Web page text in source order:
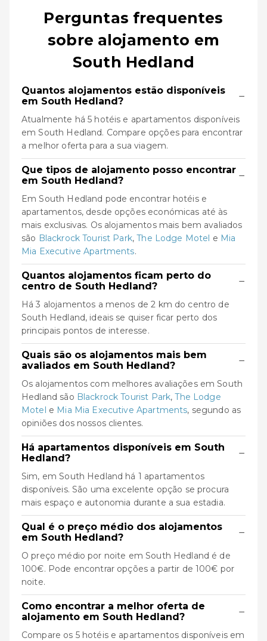
Perguntas frequentes
sobre alojamento em
South Hedland
Quantos alojamentos estão disponíveis
em South Hedland?
−
Atualmente há 5 hotéis e apartamentos disponíveis
em South Hedland. Compare opções para encontrar
a melhor oferta para a sua viagem.
Que tipos de alojamento posso encontrar
em South Hedland?
−
Em South Hedland pode encontrar hotéis e
apartamentos, desde opções económicas até às
mais exclusivas. Os alojamentos mais bem avaliados
são Blackrock Tourist Park,The Lodge Motel e Mia
Mia Executive Apartments.
Quantos alojamentos ficam perto do
centro de South Hedland?
−
Há 3 alojamentos a menos de 2 km do centro de
South Hedland, ideais se quiser ficar perto dos
principais pontos de interesse.
Quais são os alojamentos mais bem
avaliados em South Hedland?
−
Os alojamentos com melhores avaliações em South
Hedland são Blackrock Tourist Park,The Lodge
Motel e Mia Mia Executive Apartments, segundo as
opiniões dos nossos clientes.
Há apartamentos disponíveis em South
Hedland?
−
Sim, em South Hedland há 1 apartamentos
disponíveis. São uma excelente opção se procura
mais espaço e autonomia durante a sua estadia.
Qual é o preço médio dos alojamentos
em South Hedland?
−
O preço médio por noite em South Hedland é de
100€. Pode encontrar opções a partir de 100€ por
noite.
Como encontrar a melhor oferta de
alojamento em South Hedland?
−
Compare os 5 hotéis e apartamentos disponíveis em